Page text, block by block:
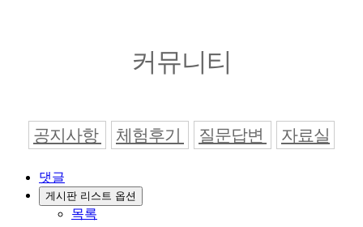
커뮤니티
공지사항 체험후기 질문답변 자료실
댓글
게시판 리스트 옵션
목록